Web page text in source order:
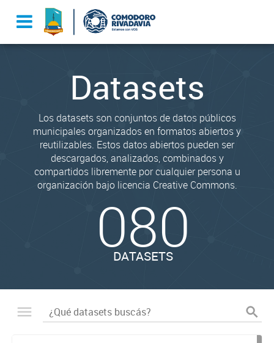
Datasets
Los datasets son conjuntos de datos públicos
municipales organizados en formatos abiertos y
reutilizables. Estos datos abiertos pueden ser
descargados, analizados, combinados y
compartidos libremente por cualquier persona u
organización bajo licencia Creative Commons.
080
DATASETS